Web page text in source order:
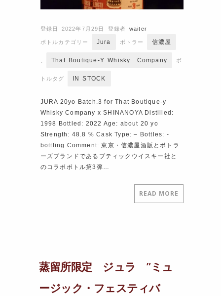
登録日 2022年7月29日 登録者 waiter
ボトルカテゴリー Jura ボトラー 信濃屋
That Boutique-Y Whisky Company ボ
トルタグ IN STOCK
JURA 20yo Batch.3 for That Boutique-y
Whisky Company x SHINANOYA Distilled:
1998 Bottled: 2022 Age: about 20 yo
Strength: 48.8 % Cask Type: – Bottles: ‐
bottling Comment: 東京・信濃屋酒販とボトラ
ーズブランドであるブティックウイスキー社と
のコラボボトル第3弾…
READ MORE
蒸留所限定 ジュラ ”ミュ
ージック・フェスティバ